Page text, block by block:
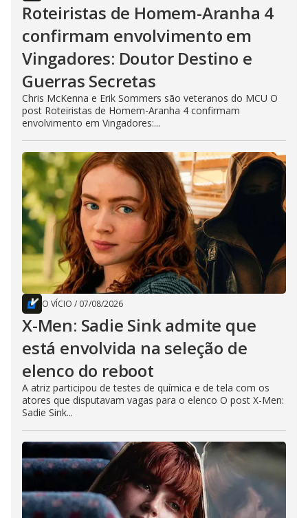
Roteiristas de Homem-Aranha 4
confirmam envolvimento em
Vingadores: Doutor Destino e
Guerras Secretas
Chris McKenna e Erik Sommers são veteranos do MCU O
post Roteiristas de Homem-Aranha 4 confirmam
envolvimento em Vingadores:...
O VÍCIO / 07/08/2026
X-Men: Sadie Sink admite que
está envolvida na seleção de
elenco do reboot
A atriz participou de testes de química e de tela com os
atores que disputavam vagas para o elenco O post X-Men:
Sadie Sink...